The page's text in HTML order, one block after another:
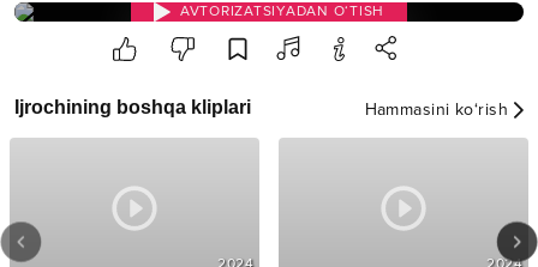
AVTORIZATSIYADAN O‘TISH
Ijrochining boshqa kliplari Hammasini ko‘rish